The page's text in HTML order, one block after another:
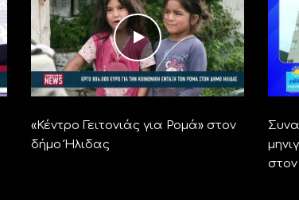
«Κέντρο Γειτονιάς για Ρομά» στον
δήμο Ήλιδας